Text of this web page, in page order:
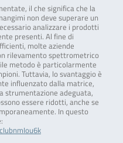
il che significa che la
non deve superare un
analizzare i prodotti
presenti. Al fine di
molte aziende
rilevamento spettrometrico
metodo è particolarmente
Tuttavia, lo svantaggio è
influenzato dalla matrice,
strumentazione adeguata,
essere ridotti, anche se
In questo